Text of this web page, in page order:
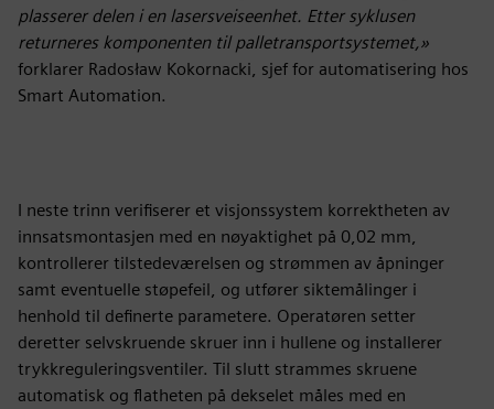
plasserer delen i en lasersveiseenhet. Etter syklusen
returneres komponenten til palletransportsystemet,»
forklarer Radosław Kokornacki, sjef for automatisering hos
Smart Automation.
I neste trinn verifiserer et visjonssystem korrektheten av
innsatsmontasjen med en nøyaktighet på 0,02 mm,
kontrollerer tilstedeværelsen og strømmen av åpninger
samt eventuelle støpefeil, og utfører siktemålinger i
henhold til definerte parametere. Operatøren setter
deretter selvskruende skruer inn i hullene og installerer
trykkreguleringsventiler. Til slutt strammes skruene
automatisk og flatheten på dekselet måles med en